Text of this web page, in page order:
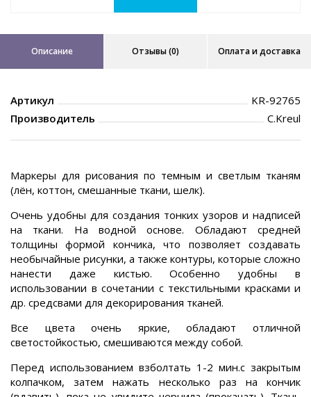
Описание Отзывы (0) Оплата и доставка
Артикул
KR-92765
Производитель
C.Kreul
Маркеры для рисования по темным и светлым тканям
(лён, коттон, смешанные ткани, шелк).
Очень удобны для создания тонких узоров и надписей
на ткани. На водной основе. Обладают средней
толщины формой кончика, что позволяет создавать
необычайные рисунки, а также контуры, которые сложно
нанести даже кистью. Особенно удобны в
использовании в сочетании с текстильными красками и
др. средсвами для декорирования тканей.
Все цвета очень яркие, обладают отличной
светостойкостью, смешиваются между собой.
Перед использованием взболтать 1-2 мин.с закрытым
колпачком, затем нажать несколько раз на кончик